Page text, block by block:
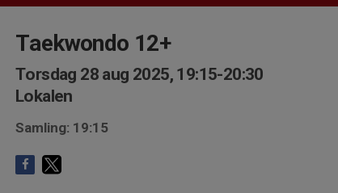
Taekwondo 12+
Torsdag 28 aug 2025, 19:15-20:30
Lokalen
Samling: 19:15